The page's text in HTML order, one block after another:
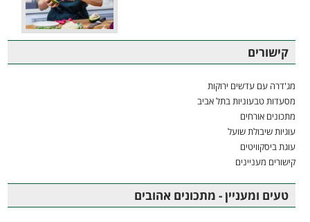
קישורים
מג'דרה עם עדשים ירוקות
מסעדות טבעוניות בתל אביב
מתכונים אורחים
עוגיות שיבולת שועל
עוגת ביסקוויטים
קישורים מעניינים
טעים ומעניין - מתכונים אהובים